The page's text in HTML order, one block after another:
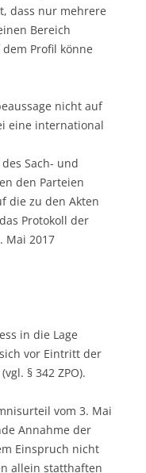
dass nur mehrere
Bereich
Profil könne
nicht auf
eine international
Sach- und
den Parteien
die zu den Akten
Protokoll der
Mai 2017
in die Lage
vor Eintritt der
§ 342 ZPO).
vom 3. Mai
Annahme der
Einspruch nicht
allein statthaften